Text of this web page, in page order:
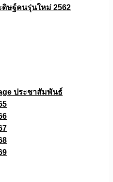
ดิษฐ์คนรุ่นใหม่ 2562
ประชาสัมพันธ์